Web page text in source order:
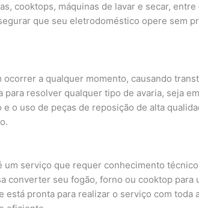
cooktops, máquinas de lavar e secar,
que seu eletrodoméstico opere sem
a qualquer momento, causando
resolver qualquer tipo de avaria, seja
o uso de peças de reposição de alta
serviço que requer conhecimento
converter seu fogão, forno ou cooktop para
pronta para realizar o serviço com toda